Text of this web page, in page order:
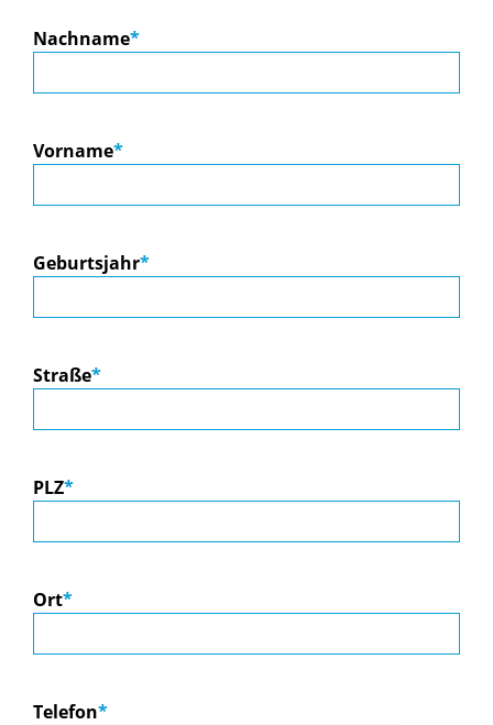
Nachname*
Vorname*
Geburtsjahr*
Straße*
PLZ*
Ort*
Telefon*